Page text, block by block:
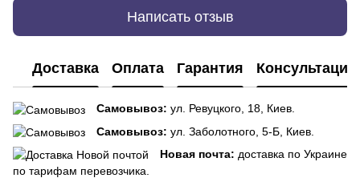
Написать отзыв
Доставка Оплата Гарантия Консультация
Самовывоз: ул. Ревуцкого, 18, Киев.
Самовывоз: ул. Заболотного, 5-Б, Киев.
Новая почта: доставка по Украине
по тарифам перевозчика.